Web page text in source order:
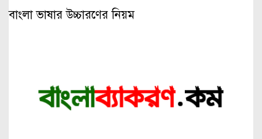
বাংলা ভাষার উচ্চারণের নিয়ম